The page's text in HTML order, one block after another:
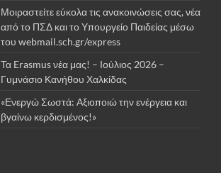
Μοιραστείτε εύκολα τις ανακοινώσεις σας, νέα
από το ΠΣΔ και το Υπουργείο Παιδείας μέσω
του webmail.sch.gr/express
Τα Erasmus νέα μας! – Ιούλιος 2026 –
Γυμνάσιο Κανήθου Χαλκίδας
«Ενεργώ Σωστά: Αξιοποιώ την ενέργεια και
βγαίνω κερδισμένος!»